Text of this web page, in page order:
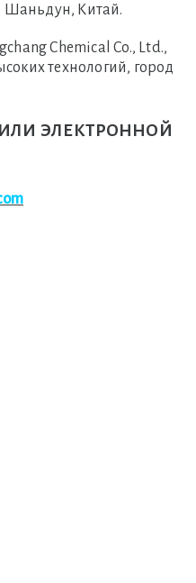
Шаньдун, Китай.
Chemical Co., Ltd.,
технологий, город
электронной